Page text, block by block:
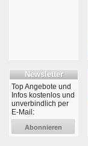
Newsletter
Top Angebote und
Infos kostenlos und
unverbindlich per
E-Mail:
Abonnieren